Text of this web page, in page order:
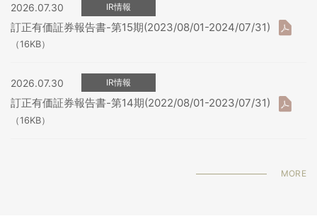
2026.07.30 IR情報
訂正有価証券報告書-第15期(2023/08/01-2024/07/31)
（16KB）
2026.07.30 IR情報
訂正有価証券報告書-第14期(2022/08/01-2023/07/31)
（16KB）
MORE